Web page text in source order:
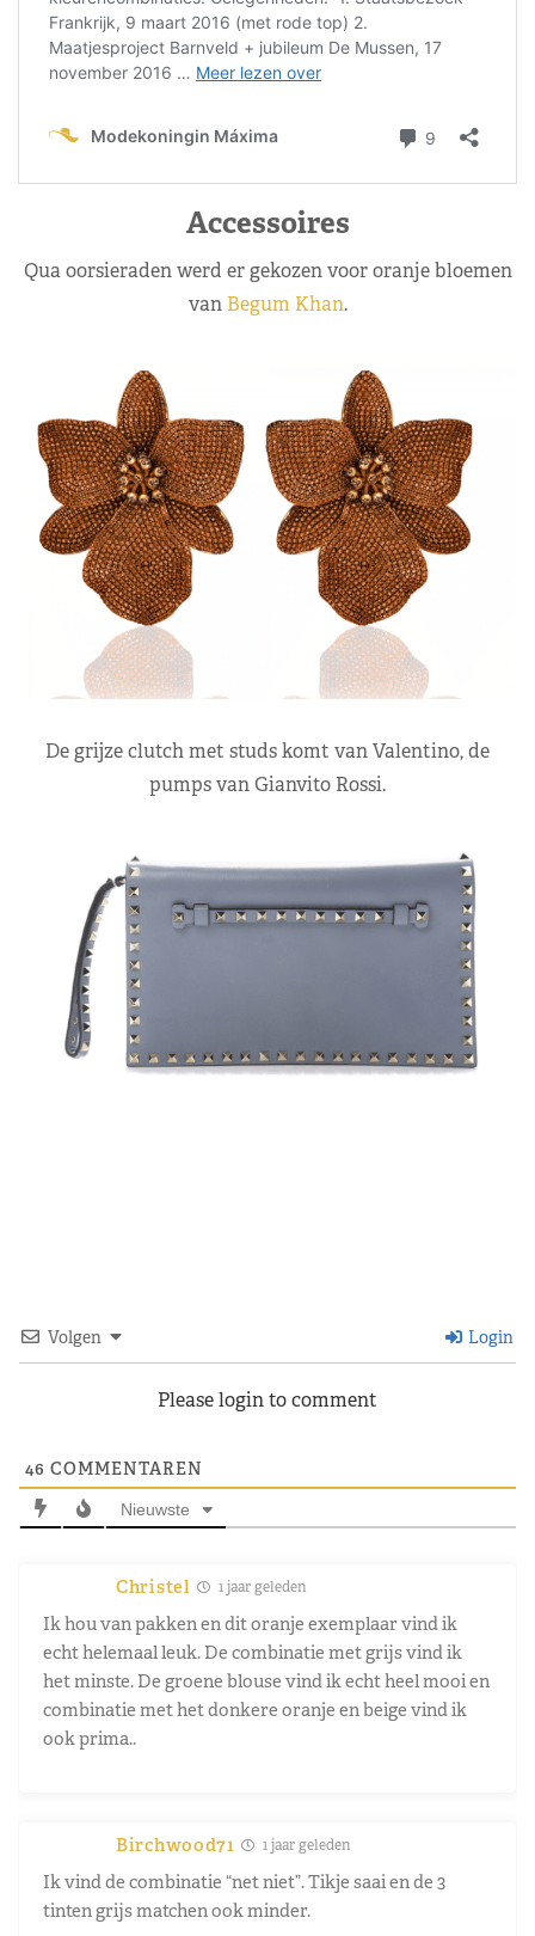
Accessoires
Qua oorsieraden werd er gekozen voor oranje bloemen
van Begum Khan.
De grijze clutch met studs komt van Valentino, de
pumps van Gianvito Rossi.
Volgen Login
Please login to comment
46 COMMENTAREN
Nieuwste
Christel 1 jaar geleden
Ik hou van pakken en dit oranje exemplaar vind ik
echt helemaal leuk. De combinatie met grijs vind ik
het minste. De groene blouse vind ik echt heel mooi en
combinatie met het donkere oranje en beige vind ik
ook prima..
Birchwood71 1 jaar geleden
Ik vind de combinatie “net niet”. Tikje saai en de 3
tinten grijs matchen ook minder.